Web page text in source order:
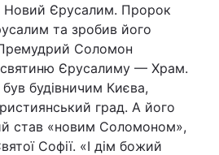
Новий Єрусалим. Пророк
та зробив його
Соломон
святиню Єрусалиму — Храм.
будівничим Києва,
град. А його
став «новим Соломоном»,
Софії. «І дім божий